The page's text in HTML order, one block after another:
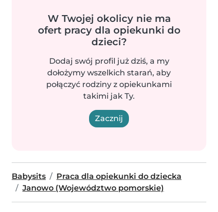
W Twojej okolicy nie ma
ofert pracy dla opiekunki do
dzieci?
Dodaj swój profil już dziś, a my
dołożymy wszelkich starań, aby
połączyć rodziny z opiekunkami
takimi jak Ty.
Zacznij
Babysits
Praca dla opiekunki do dziecka
Janowo (Województwo pomorskie)